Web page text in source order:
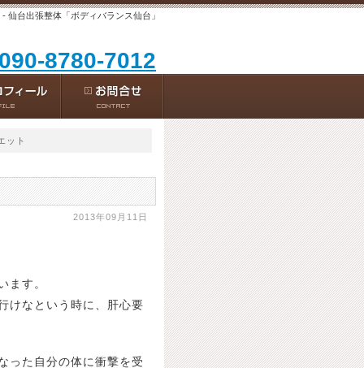
仙台出張整体「ボディバランス仙台」
8780-7012
ット
2013年09月11日
ます。
けなという時に、肝心要
った自分の体に衝撃を受